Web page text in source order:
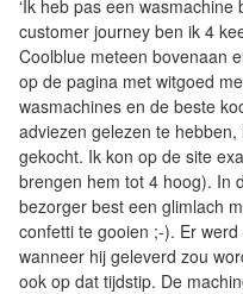
‘Ik heb pas een
customer journey ben ik 4
Coolblue meteen bovenaan
op de pagina met witgoed
wasmachines en de beste
adviezen gelezen te
gekocht. Ik kon op de site
brengen hem tot 4 hoog). In
bezorger best een glimlach
confetti te gooien ;-). Er
wanneer hij geleverd zou
ook op dat tijdstip. De